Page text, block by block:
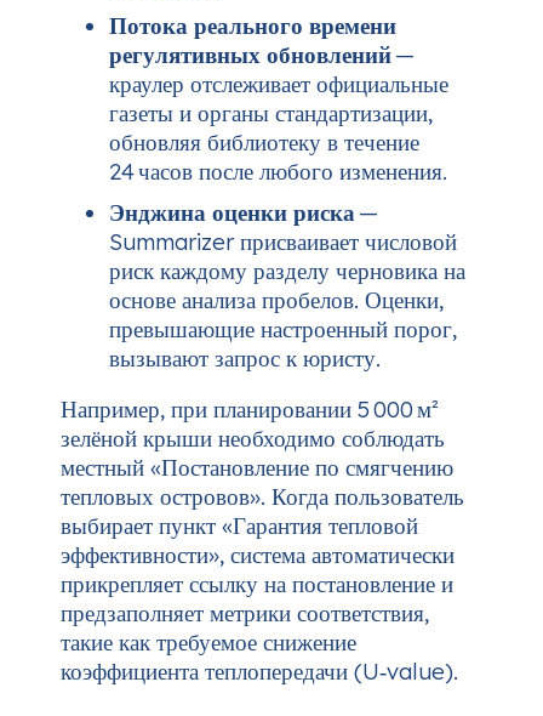
Потока реального времени
регулятивных обновлений—
краулер отслеживает официальные
газеты и органы стандартизации,
обновляя библиотеку в течение
24 часов после любого изменения.
Энджина оценки риска —
Summarizer присваивает числовой
риск каждому разделу черновика на
основе анализа пробелов. Оценки,
превышающие настроенный порог,
вызывают запрос к юристу.
Например, при планировании 5 000 м²
зелёной крыши необходимо соблюдать
местный «Постановление по смягчению
тепловых островов». Когда пользователь
выбирает пункт «Гарантия тепловой
эффективности», система автоматически
прикрепляет ссылку на постановление и
предзаполняет метрики соответствия,
такие как требуемое снижение
коэффициента теплопередачи (U‑value).